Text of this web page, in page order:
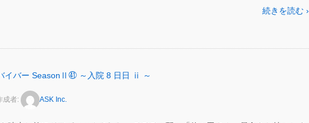
続きを読む ›
イバー SeasonⅡ㊶ ～入院 8 日日 ⅱ ～
成者: ASK Inc.